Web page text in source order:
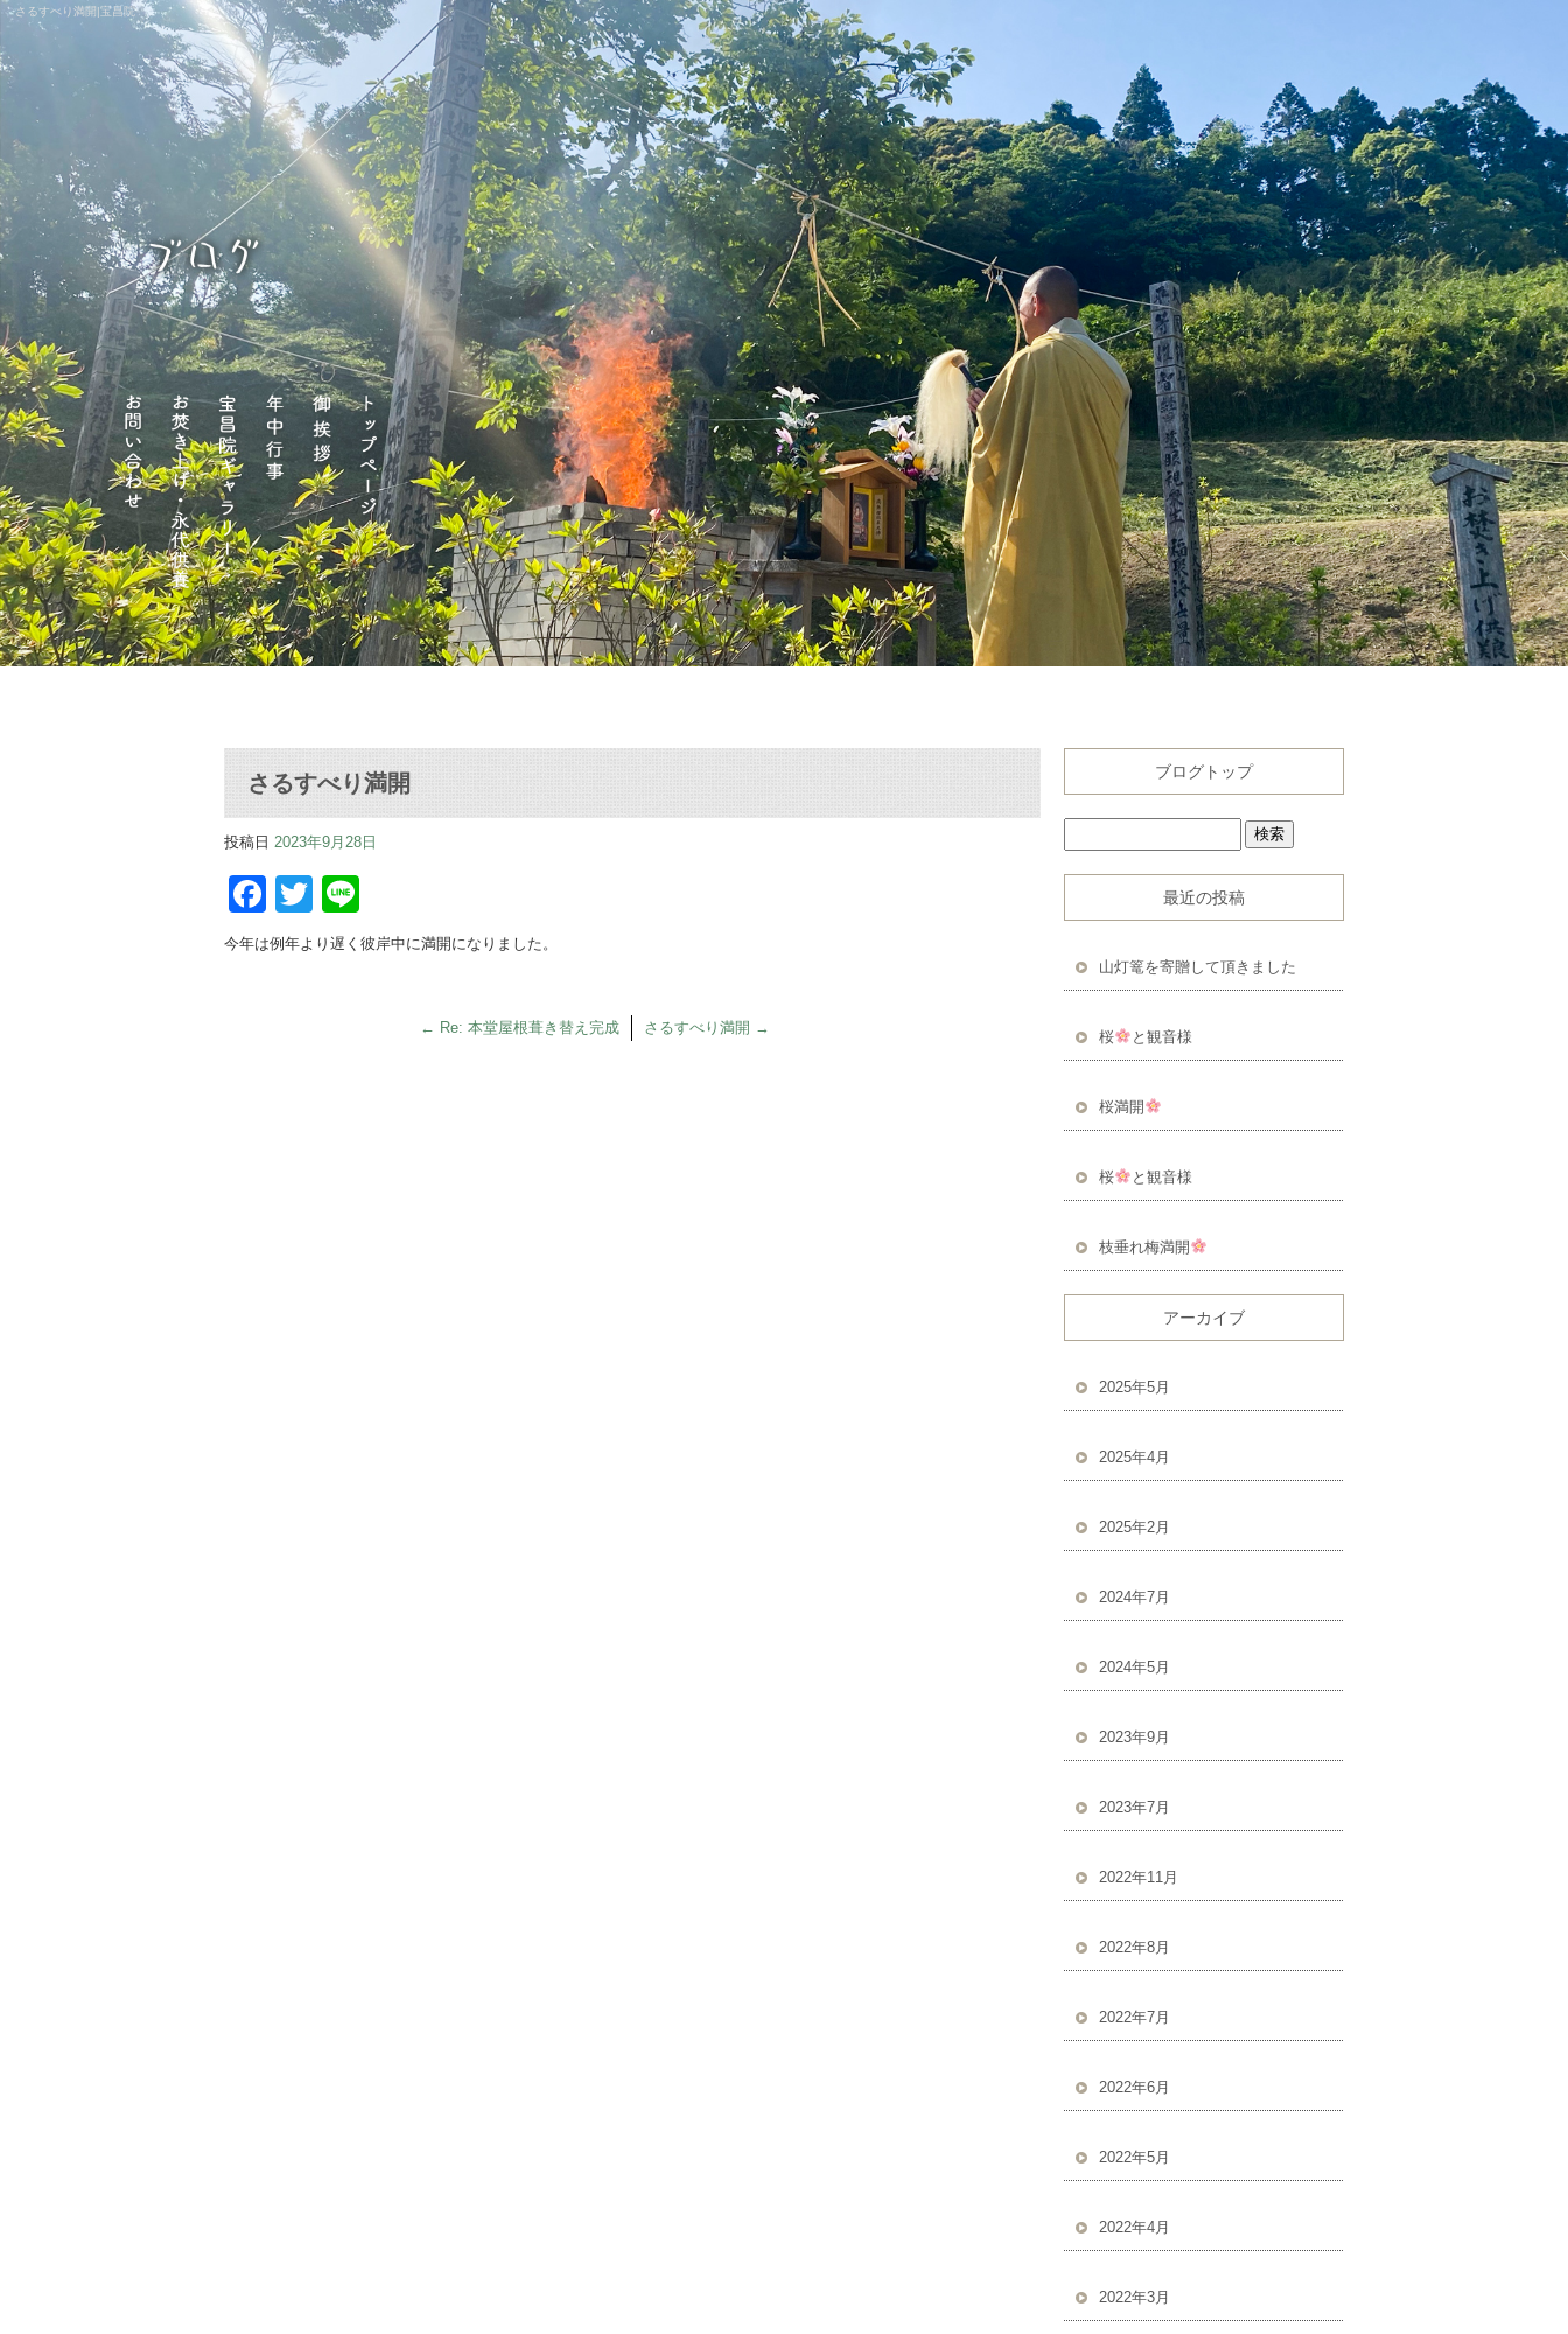
さるすべり満開|宝昌院
さるすべり満開
投稿日 2023年9月28日
Facebook
Twitter
今年は例年より遅く彼岸中に満開になりました。
← Re: 本堂屋根葺き替え完成 さるすべり満開 →
ブログトップ
最近の投稿
山灯篭を寄贈して頂きました
桜 と観音様
桜満開
桜 と観音様
枝垂れ梅満開
アーカイブ
2025年5月
2025年4月
2025年2月
2024年7月
2024年5月
2023年9月
2023年7月
2022年11月
2022年8月
2022年7月
2022年6月
2022年5月
2022年4月
2022年3月